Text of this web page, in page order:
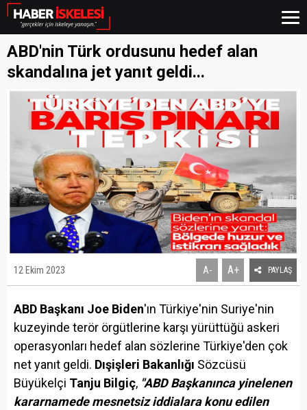
ABD'nin Türk ordusunu hedef alan
skandalına jet yanıt geldi...
12 Ekim 2023 A- A+ PAYLAŞ
ABD Başkanı Joe Biden'ın Türkiye'nin Suriye'nin
kuzeyinde terör örgütlerine karşı yürüttüğü askeri
operasyonları hedef alan sözlerine Türkiye'den çok
net yanıt geldi. Dışişleri Bakanlığı Sözcüsü
Büyükelçi Tanju Bilgiç, "ABD Başkanınca yinelenen
kararnamede mesnetsiz iddialara konu edilen